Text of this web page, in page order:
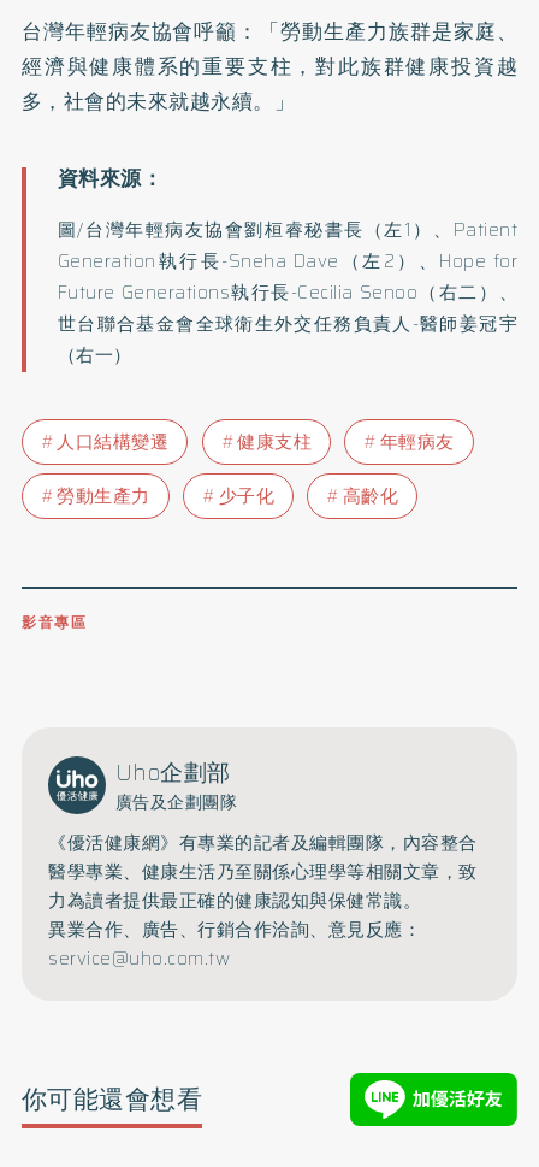
台灣年輕病友協會呼籲：「勞動生產力族群是家庭、
經濟與健康體系的重要支柱，對此族群健康投資越
多，社會的未來就越永續。」
圖/台灣年輕病友協會劉桓睿秘書長（左1）、Patient
Generation執行長-Sneha Dave（左2）、Hope for
Future Generations執行長-Cecilia Senoo（右二）、
世台聯合基金會全球衛生外交任務負責人-醫師姜冠宇
（右一）
人口結構變遷 健康支柱
年輕病友
勞動生產力
少子化 高齡化
影音專區
Uho企劃部
廣告及企劃團隊
《優活健康網》有專業的記者及編輯團隊，內容整合
醫學專業、健康生活乃至關係心理學等相關文章，致
力為讀者提供最正確的健康認知與保健常識。
異業合作、廣告、行銷合作洽詢、意見反應：
service@uho.com.tw
你可能還會想看